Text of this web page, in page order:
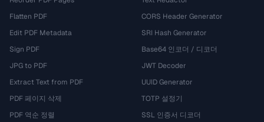
Flatten PDF
Edit PDF Metadata
Sign PDF
JPG to PDF
Extract Text from PDF
PDF 페이지 삭제
PDF 역순 정렬
CORS Header Generator
SRI Hash Generator
Base64 인코더 / 디코더
JWT Decoder
UUID Generator
TOTP 설정기
SSL 인증서 디코더